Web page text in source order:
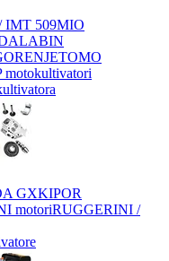
IMT 509MIO
LABIN
TOMO
motokultivatori
GXKIPOR
motoriRUGGERINI /